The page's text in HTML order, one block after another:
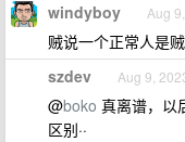
windyboy Aug
贼说一个正常人是
szdev Aug 9,
@boko 真离谱，以
区别··